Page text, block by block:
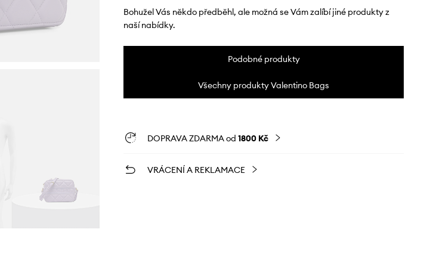
Bohužel Vás někdo předběhl, ale možná se Vám zalíbí jiné produkty z
naší nabídky.
Podobné produkty
Všechny produkty Valentino Bags
DOPRAVA ZDARMA od 1800 Kč
VRÁCENÍ A REKLAMACE